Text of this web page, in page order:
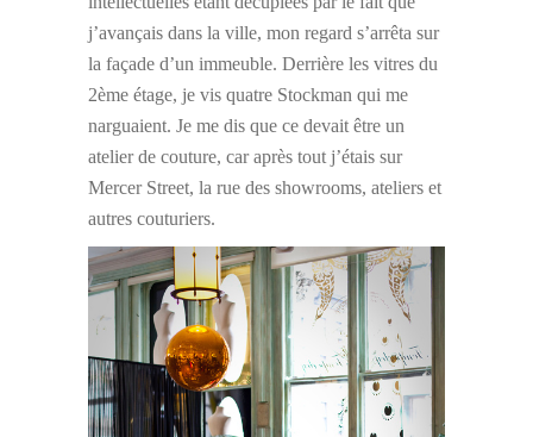
j’avançais dans la ville, mon regard s’arrêta sur
la façade d’un immeuble. Derrière les vitres du
2ème étage, je vis quatre Stockman qui me
narguaient. Je me dis que ce devait être un
atelier de couture, car après tout j’étais sur
Mercer Street, la rue des showrooms, ateliers et
autres couturiers.